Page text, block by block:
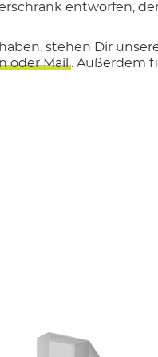
entworfen,
stehen Dir
oder Mail . Außerdem